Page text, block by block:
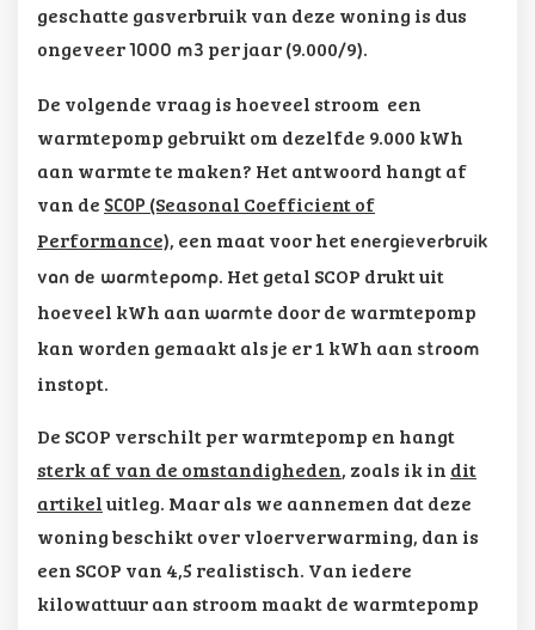
geschatte gasverbruik van deze woning is dus
ongeveer1000 m3 per jaar (9.000/9).
De volgende vraag is hoeveel stroom een
warmtepomp gebruikt om dezelfde 9.000 kWh
aan warmte te maken? Het antwoord hangt af
van de SCOP (Seasonal Coefficient of
Performance), een maat voor hetenergieverbruik
van de warmtepomp. Het getal SCOP drukt uit
hoeveel kWh aan warmte door de warmtepomp
kan worden gemaakt als je er 1 kWh aan stroom
instopt.
De SCOP verschilt per warmtepomp en hangt
sterk af van de omstandigheden, zoals ik in dit
artikeluitleg. Maar als we aannemen dat deze
woning beschikt over vloerverwarming, dan is
een SCOP van 4,5 realistisch. Van iedere
kilowattuur aan stroom maakt de warmtepomp